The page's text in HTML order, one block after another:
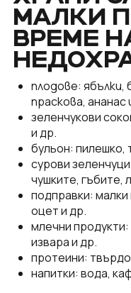
МАЛКИ
ВРЕМЕ
плодове: ябълки,
праскова, ананас
зеленчукови
и др.
бульон: пилешко,
сурови
чушките, гъбите,
подправки:
оцет и др.
млечни
извара и др.
протеини:
напитки: вода,